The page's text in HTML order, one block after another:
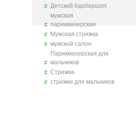
Детский барбершоп
мужская
парикмахерская
Мужская стрижка
мужской салон
Парикмахерская для
мальчиков
Стрижка
стрижки для мальчиков